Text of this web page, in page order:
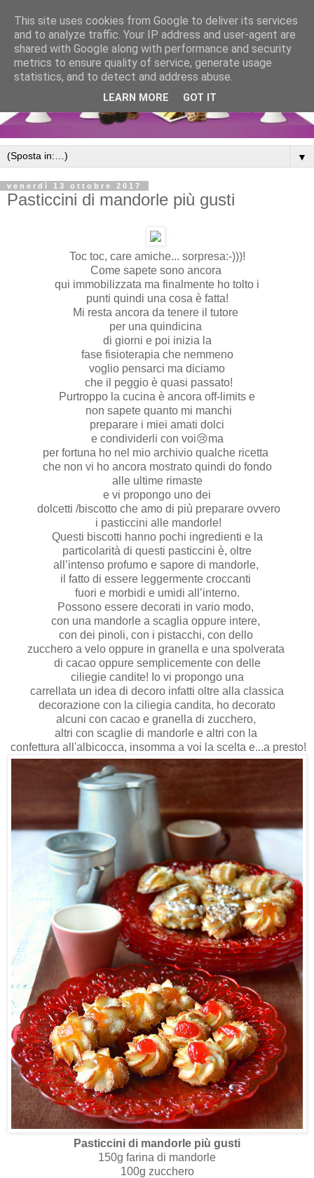
▼
venerdì 13 ottobre 2017
Pasticcini di mandorle più gusti
Toc toc, care amiche... sorpresa:-)))!
Come sapete sono ancora
qui immobilizzata ma finalmente ho tolto i
punti quindi una cosa è fatta!
Mi resta ancora da tenere il tutore
per una quindicina
di giorni e poi inizia la
fase fisioterapia che nemmeno
voglio pensarci ma diciamo
che il peggio è quasi passato!
Purtroppo la cucina è ancora off-limits e
non sapete quanto mi manchi
preparare i miei amati dolci
e condividerli con voi😢ma
per fortuna ho nel mio archivio qualche ricetta
che non vi ho ancora mostrato quindi do fondo
alle ultime rimaste
e vi propongo uno dei
dolcetti /biscotto che amo di più preparare ovvero
i pasticcini alle mandorle!
Questi biscotti hanno pochi ingredienti e la
particolarità di questi pasticcini è, oltre
all’intenso profumo e sapore di mandorle,
il fatto di essere leggermente croccanti
fuori e morbidi e umidi all’interno.
Possono essere decorati in vario modo,
con una mandorle a scaglia oppure intere,
con dei pinoli, con i pistacchi, con dello
zucchero a velo oppure in granella e una spolverata
di cacao oppure semplicemente con delle
ciliegie candite! Io vi propongo una
carrellata un idea di decoro infatti oltre alla classica
decorazione con la ciliegia candita, ho decorato
alcuni con cacao e granella di zucchero,
altri con scaglie di mandorle e altri con la
confettura all'albicocca, insomma a voi la scelta e...a presto!
Pasticcini di mandorle più gusti
150g farina di mandorle
100g zucchero
This site uses cookies from Google to deliver its services
and to analyze traffic. Your IP address and user-agent are
shared with Google along with performance and security
metrics to ensure quality of service, generate usage
statistics, and to detect and address abuse.
LEARN MORE GOT IT